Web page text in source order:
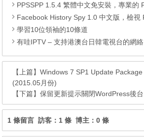
PPSSPP 1.5.4 繁體中文免安裝，專業的
Facebook History Spy 1.0 中文版，檢視
學習10位領袖的10條道
有哇IPTV – 支持港澳台日韓電視台的網
【上篇】Windows 7 SP1 Update
(2015.05月份)
【下篇】保留更新提示關閉WordPress後
1 條留言 訪客：1 條 博主：0 條